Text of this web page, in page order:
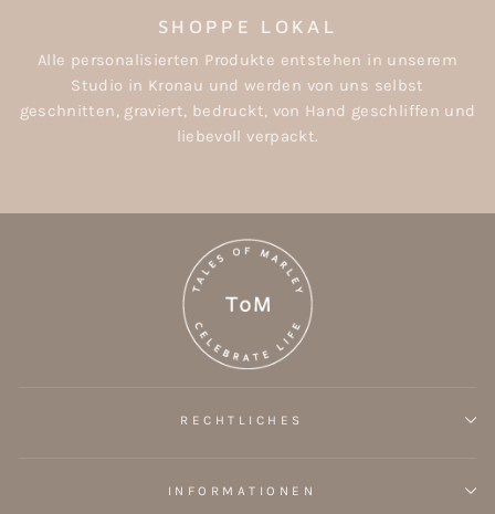
SHOPPE LOKAL
Alle personalisierten Produkte entstehen in unserem
Studio in Kronau und werden von uns selbst
geschnitten, graviert, bedruckt, von Hand geschliffen und
liebevoll verpackt.
RECHTLICHES
INFORMATIONEN